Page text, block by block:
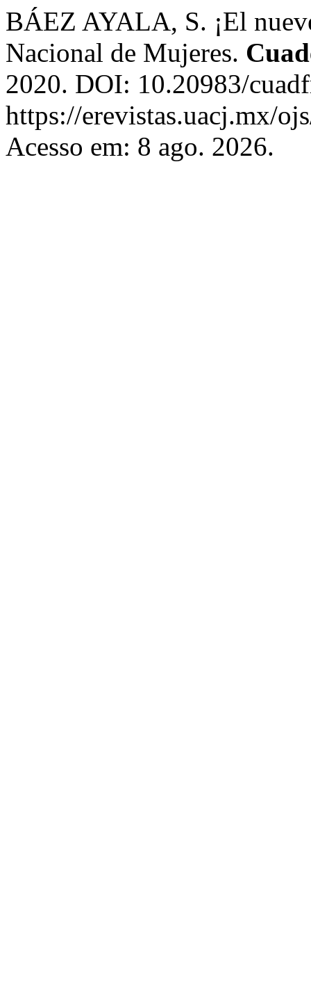
BÁEZ AYALA, S. ¡El
Nacional de Mujeres.
2020. DOI: 10.20983/
https://erevistas.uacj.mx/
Acesso em: 8 ago. 2026.